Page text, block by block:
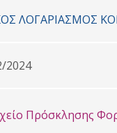
ΛΟΓΑΡΙΑΣΜΟΣ
2024
Πρόσκλησης